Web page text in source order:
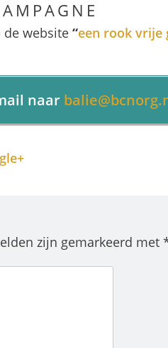
de website “een rook vrije
naar
zijn gemarkeerd met